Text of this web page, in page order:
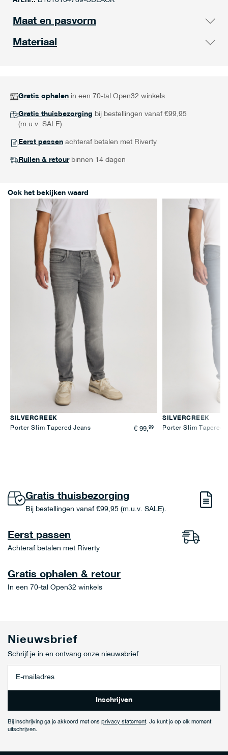
Maat en pasvorm
Materiaal
Gratis ophalen in een 70-tal Open32 winkels
Gratis thuisbezorging bij bestellingen vanaf €99,95
(m.u.v. SALE).
Eerst passen achteraf betalen met Riverty
Ruilen & retourbinnen 14 dagen
Ook het bekijken waard
SILVERCREEK
Porter Slim Tapered Jeans
€ 99,99
SILVERCREEK
Porter Slim Tapered
Gratis thuisbezorging
Bij bestellingen vanaf €99,95 (m.u.v. SALE).
Eerst passen
Achteraf betalen met Riverty
Gratis ophalen & retour
In een 70-tal Open32 winkels
Nieuwsbrief
Schrijf je in en ontvang onze nieuwsbrief
o
n
e
e
j
Inschrijven
Bij inschrijving ga je akkoord met ons privacy statement. Je kunt je op elk moment
uitschrijven.